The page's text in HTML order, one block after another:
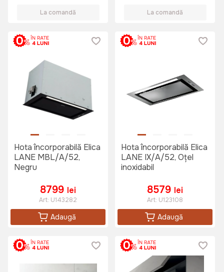
La comandă La comandă
Hota încorporabilă Elica
LANE MBL/A/52,
Negru
8799 lei
Art: U143282
Adaugă
Hota încorporabilă Elica
LANE IX/A/52, Oțel
inoxidabil
8579 lei
Art: U123108
Adaugă